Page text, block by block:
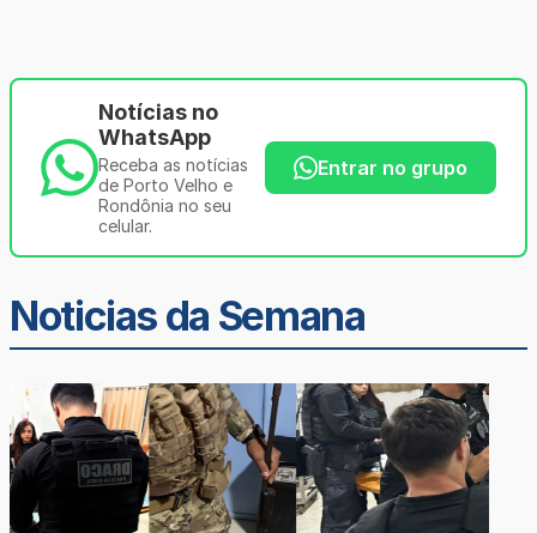
Notícias no
WhatsApp
Receba as notícias
de Porto Velho e
Rondônia no seu
celular.
Entrar no grupo
Noticias da Semana